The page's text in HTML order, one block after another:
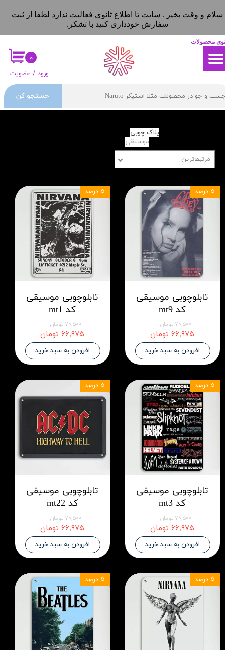
سلام و وقت بخیر . سایت تا اطلاع ثانوی فعالیت ندارد لطفا از ثبت
سفارش خودداری کنید با تشکر.
۰
جستجو کن
ورود / عضویت
حساب کاربری من
تغییر گذر واژه
سفارشات
محصولات
مرتبط‌ترین
تابلوچوبی موسیقی
کد mt9
۷۰,۵۰۰ تومان
۶۶,۹۷۵ تومان
افزودن به سبد خرید
۵ درصد
تابلوچوبی موسیقی
کد mt1
۷۰,۵۰۰ تومان
۶۶,۹۷۵ تومان
افزودن به سبد خرید
۵ درصد
تابلوچوبی موسیقی
کد mt3
۷۰,۵۰۰ تومان
۶۶,۹۷۵ تومان
افزودن به سبد خرید
۵ درصد
تابلوچوبی موسیقی
کد mt22
۷۰,۵۰۰ تومان
۶۶,۹۷۵ تومان
افزودن به سبد خرید
۵ درصد
۵ درصد ۵ درصد
پلاک چوبی
موسیقی
حساب کاربری من
تغییر گذر واژه
سفارشات
خروج از حساب کاربری